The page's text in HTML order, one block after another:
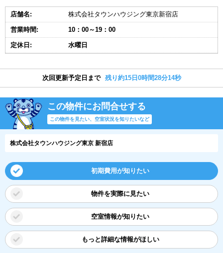
店舗名: 株式会社タウンハウジング東京新宿店
営業時間: 10：00～19：00
定休日: 水曜日
次回更新予定日まで 残り約15日0時間28分13秒
この物件にお問合せする
この物件を見たい、空室状況を知りたいなど
株式会社タウンハウジング東京 新宿店
初期費用が知りたい
物件を実際に見たい
空室情報が知りたい
もっと詳細な情報がほしい